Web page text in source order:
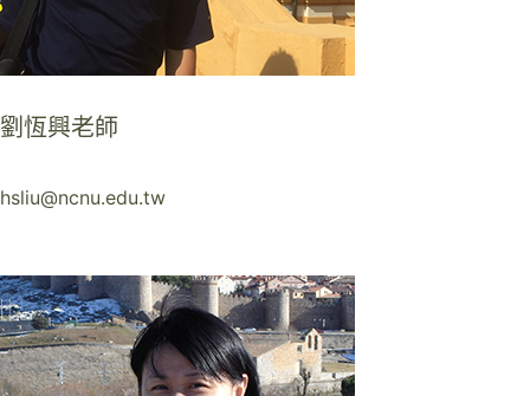
劉恆興老師
hsliu@ncnu.edu.tw